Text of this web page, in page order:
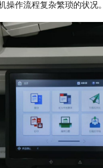
操作流程复杂繁琐的状况。